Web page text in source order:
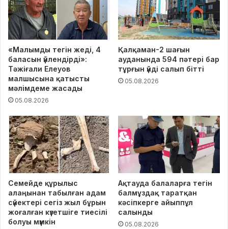
«Малымды тегін жеді, 4
баласын үйлендірді»:
Тәжіғали Елеуов
малшысына қатысты
мәлімдеме жасады
05.08.2026
Қалқаман-2 шағын
ауданында 594 пәтері бар
тұрғын үйді салып бітті
05.08.2026
Семейде құрылыс
алаңынан табылған адам
сүйектері сегіз жыл бұрын
жоғалған күзетшіге тиесілі
болуы мүмкін
Ақтауда балаларға тегін
балмұздақ таратқан
кәсіпкерге айыппұл
салынды
05.08.2026